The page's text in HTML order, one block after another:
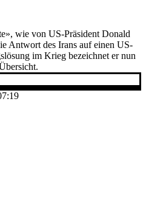
wie von US-Präsident Donald
Antwort des Irans auf einen US-
im Krieg bezeichnet er nun